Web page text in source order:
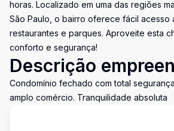
horas. Localizado em uma das regiões
São Paulo, o bairro oferece fácil acesso
restaurantes e parques. Aproveite esta
conforto e segurança!
Descrição
Condomínio fechado com total
amplo comércio. Tranquilidade absoluta